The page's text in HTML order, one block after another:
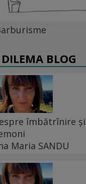
DILEMA BLOG
îmbătrînire
Maria SANDU